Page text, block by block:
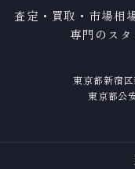
査定・買取・市場相
専門のスタ
東京都新宿
東京都公